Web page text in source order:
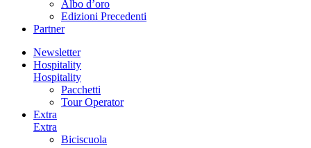
Albo d’oro
Edizioni Precedenti
Partner
Newsletter
Hospitality
Hospitality
Pacchetti
Tour Operator
Extra
Extra
Biciscuola